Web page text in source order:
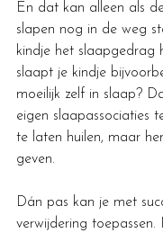
En dat kan alleen als
slapen nog in de weg
kindje het slaapgedrag
slaapt je kindje
moeilijk zelf in slaap?
eigen slaapassociaties
te laten huilen, maar
geven.
Dán pas kan je met
verwijdering